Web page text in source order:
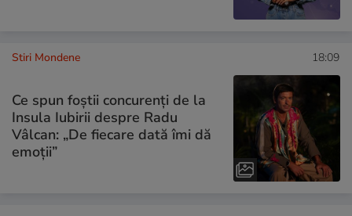
Stiri Mondene 18:09
Ce spun foștii concurenți de la
Insula Iubirii despre Radu
Vâlcan: „De fiecare dată îmi dă
emoții”